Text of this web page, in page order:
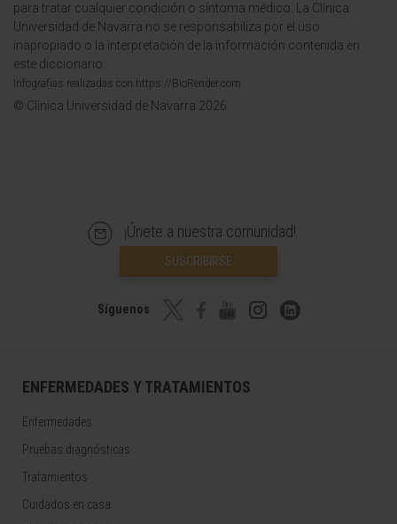
para tratar cualquier condición o síntoma médico. La Clínica
Universidad de Navarra no se responsabiliza por el uso
inapropiado o la interpretación de la información contenida en
este diccionario.
Infografías realizadas con https://BioRender.com
© Clínica Universidad de Navarra 2026
¡Únete a nuestra comunidad!
SUSCRIBIRSE
Síguenos
ENFERMEDADES Y TRATAMIENTOS
Enfermedades
Pruebas diagnósticas
Tratamientos
Cuidados en casa